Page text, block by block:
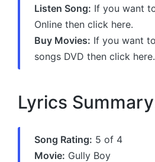
Listen Song: If you want
Online then click here.
Buy Movies: If you want
songs DVD then click here.
Lyrics
Song Rating: 5 of 4
Movie: Gully Boy